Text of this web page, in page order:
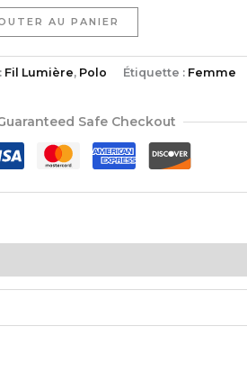
AU PANIER
Fil Lumière, Polo Étiquette : Femme
Safe Checkout